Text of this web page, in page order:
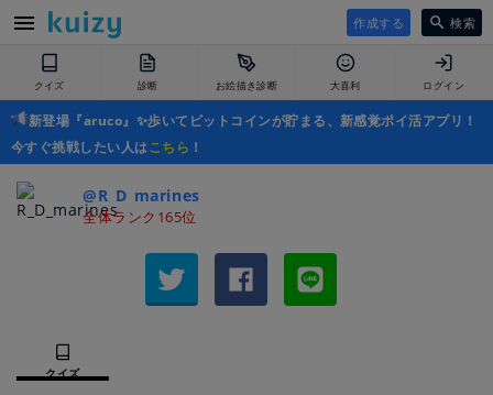
作成する 検索
クイズ 診断 お絵描き診断 大喜利 ログイン
新登場『aruco』✨歩いてビットコインが貯まる、新感覚ポイ活アプリ！
今すぐ挑戦したい人はこちら ！
@R_D_marines
全体ランク165位
クイズ